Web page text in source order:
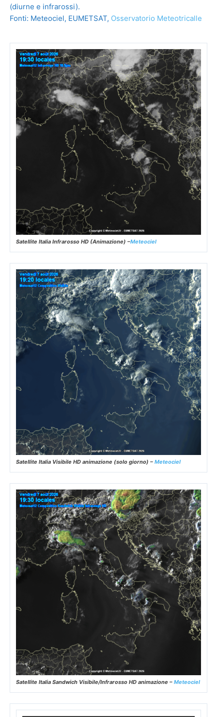
(diurne e infrarossi).
Fonti: Meteociel, EUMETSAT, Osservatorio Meteotricalle
Satellite Italia Infrarosso HD (Animazione) –Meteociel
Satellite Italia Visibile HD animazione (solo giorno) – Meteociel
Satellite Italia Sandwich Visibile/Infrarosso HD animazione – Meteociel